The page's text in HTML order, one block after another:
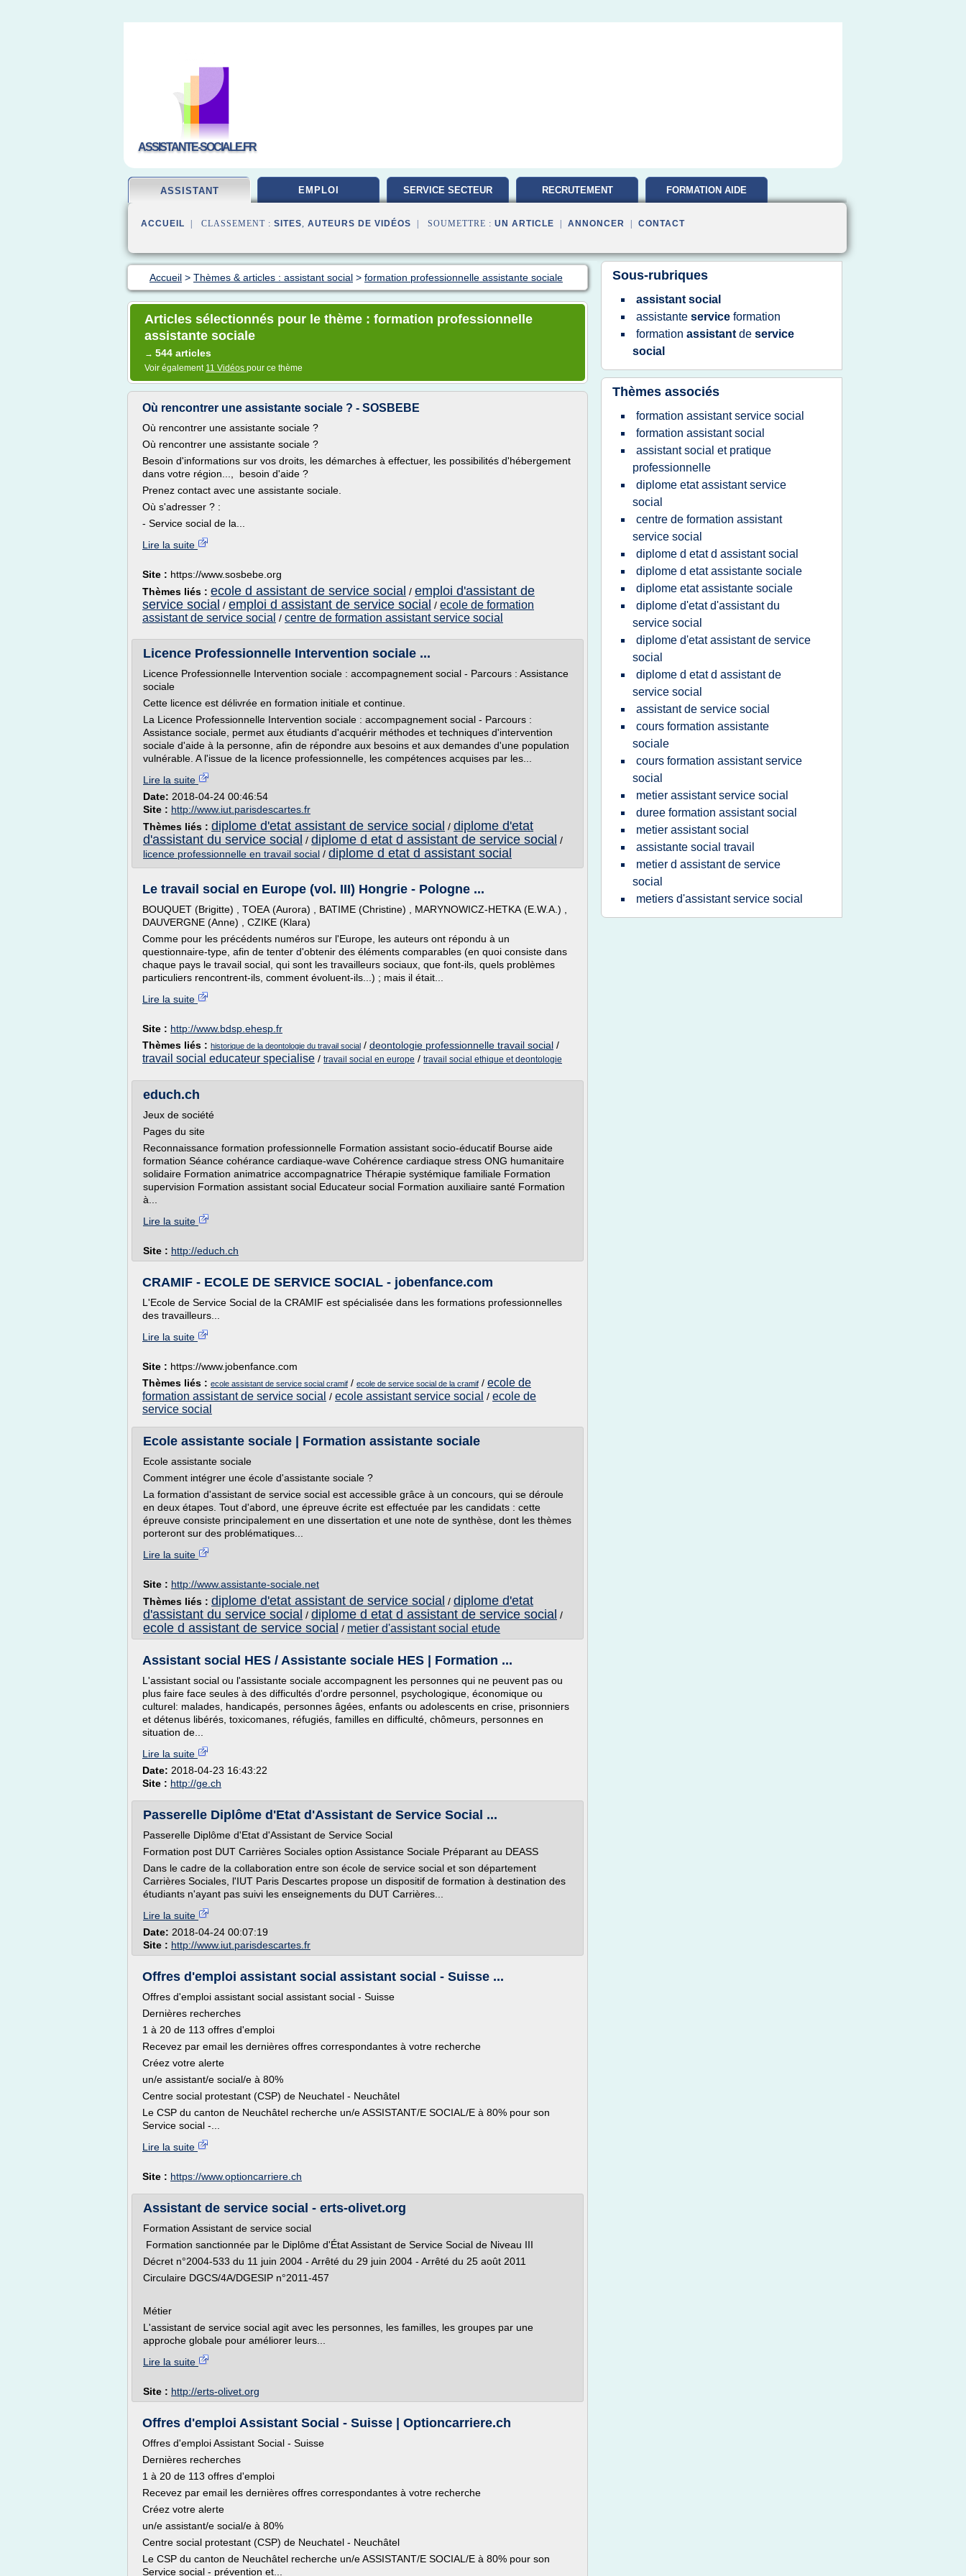
ASSISTANTE-SOCIALE.FR
ASSISTANT EMPLOI SERVICE SECTEUR RECRUTEMENT FORMATION AIDE
ACCUEIL | CLASSEMENT : SITES, AUTEURS DE VIDÉOS | SOUMETTRE : UN ARTICLE ANNONCER CONTACT
Accueil > Thèmes & articles : assistant social > formation professionnelle assistante sociale
Articles sélectionnés pour le thème : formation professionnelle
assistante sociale
→ 544 articles
Voir également 11 Vidéos pour ce thème
Où rencontrer une assistante sociale ? - SOSBEBE
Où rencontrer une assistante sociale ?
Où rencontrer une assistante sociale ?
Besoin d'informations sur vos droits, les démarches à effectuer, les possibilités d'hébergement
dans votre région..., besoin d'aide ?
Prenez contact avec une assistante sociale.
Où s'adresser ? :
- Service social de la...
Lire la suite
Site : https://www.sosbebe.org
Thèmes liés : ecole d assistant de service social / emploi d'assistant de
service social / emploi d assistant de service social / ecole de formation
assistant de service social / centre de formation assistant service social
Licence Professionnelle Intervention sociale ...
Licence Professionnelle Intervention sociale : accompagnement social - Parcours : Assistance
sociale
Cette licence est délivrée en formation initiale et continue.
La Licence Professionnelle Intervention sociale : accompagnement social - Parcours :
Assistance sociale, permet aux étudiants d'acquérir méthodes et techniques d'intervention
sociale d'aide à la personne, afin de répondre aux besoins et aux demandes d'une population
vulnérable. A l'issue de la licence professionnelle, les compétences acquises par les...
Lire la suite
Date: 2018-04-24 00:46:54
Site : http://www.iut.parisdescartes.fr
Thèmes liés : diplome d'etat assistant de service social / diplome d'etat
d'assistant du service social / diplome d etat d assistant de service social /
licence professionnelle en travail social / diplome d etat d assistant social
Le travail social en Europe (vol. III) Hongrie - Pologne ...
BOUQUET (Brigitte) , TOEA (Aurora) , BATIME (Christine) , MARYNOWICZ-HETKA (E.W.A.) ,
DAUVERGNE (Anne) , CZIKE (Klara)
Comme pour les précédents numéros sur l'Europe, les auteurs ont répondu à un
questionnaire-type, afin de tenter d'obtenir des éléments comparables (en quoi consiste dans
chaque pays le travail social, qui sont les travailleurs sociaux, que font-ils, quels problèmes
particuliers rencontrent-ils, comment évoluent-ils...) ; mais il était...
Lire la suite
Site : http://www.bdsp.ehesp.fr
Thèmes liés : historique de la deontologie du travail social / deontologie professionnelle travail social /
travail social educateur specialise / travail social en europe / travail social ethique et deontologie
educh.ch
Jeux de société
Pages du site
Reconnaissance formation professionnelle Formation assistant socio-éducatif Bourse aide
formation Séance cohérance cardiaque-wave Cohérence cardiaque stress ONG humanitaire
solidaire Formation animatrice accompagnatrice Thérapie systémique familiale Formation
supervision Formation assistant social Educateur social Formation auxiliaire santé Formation
à...
Lire la suite
Site : http://educh.ch
CRAMIF - ECOLE DE SERVICE SOCIAL - jobenfance.com
L'Ecole de Service Social de la CRAMIF est spécialisée dans les formations professionnelles
des travailleurs...
Lire la suite
Site : https://www.jobenfance.com
Thèmes liés : ecole assistant de service social cramif / ecole de service social de la cramif / ecole de
formation assistant de service social / ecole assistant service social / ecole de
service social
Ecole assistante sociale | Formation assistante sociale
Ecole assistante sociale
Comment intégrer une école d'assistante sociale ?
La formation d'assistant de service social est accessible grâce à un concours, qui se déroule
en deux étapes. Tout d'abord, une épreuve écrite est effectuée par les candidats : cette
épreuve consiste principalement en une dissertation et une note de synthèse, dont les thèmes
porteront sur des problématiques...
Lire la suite
Site : http://www.assistante-sociale.net
Thèmes liés : diplome d'etat assistant de service social / diplome d'etat
d'assistant du service social / diplome d etat d assistant de service social /
ecole d assistant de service social / metier d'assistant social etude
Assistant social HES / Assistante sociale HES | Formation ...
L'assistant social ou l'assistante sociale accompagnent les personnes qui ne peuvent pas ou
plus faire face seules à des difficultés d'ordre personnel, psychologique, économique ou
culturel: malades, handicapés, personnes âgées, enfants ou adolescents en crise, prisonniers
et détenus libérés, toxicomanes, réfugiés, familles en difficulté, chômeurs, personnes en
situation de...
Lire la suite
Date: 2018-04-23 16:43:22
Site : http://ge.ch
Passerelle Diplôme d'Etat d'Assistant de Service Social ...
Passerelle Diplôme d'Etat d'Assistant de Service Social
Formation post DUT Carrières Sociales option Assistance Sociale Préparant au DEASS
Dans le cadre de la collaboration entre son école de service social et son département
Carrières Sociales, l'IUT Paris Descartes propose un dispositif de formation à destination des
étudiants n'ayant pas suivi les enseignements du DUT Carrières...
Lire la suite
Date: 2018-04-24 00:07:19
Site : http://www.iut.parisdescartes.fr
Offres d'emploi assistant social assistant social - Suisse ...
Offres d'emploi assistant social assistant social - Suisse
Dernières recherches
1 à 20 de 113 offres d'emploi
Recevez par email les dernières offres correspondantes à votre recherche
Créez votre alerte
un/e assistant/e social/e à 80%
Centre social protestant (CSP) de Neuchatel - Neuchâtel
Le CSP du canton de Neuchâtel recherche un/e ASSISTANT/E SOCIAL/E à 80% pour son
Service social -...
Lire la suite
Site : https://www.optioncarriere.ch
Assistant de service social - erts-olivet.org
Formation Assistant de service social
Formation sanctionnée par le Diplôme d'État Assistant de Service Social de Niveau III
Décret n°2004-533 du 11 juin 2004 - Arrêté du 29 juin 2004 - Arrêté du 25 août 2011
Circulaire DGCS/4A/DGESIP n°2011-457
Métier
L'assistant de service social agit avec les personnes, les familles, les groupes par une
approche globale pour améliorer leurs...
Lire la suite
Site : http://erts-olivet.org
Offres d'emploi Assistant Social - Suisse | Optioncarriere.ch
Offres d'emploi Assistant Social - Suisse
Dernières recherches
1 à 20 de 113 offres d'emploi
Recevez par email les dernières offres correspondantes à votre recherche
Créez votre alerte
un/e assistant/e social/e à 80%
Centre social protestant (CSP) de Neuchatel - Neuchâtel
Le CSP du canton de Neuchâtel recherche un/e ASSISTANT/E SOCIAL/E à 80% pour son
Service social - prévention et...
Sous-rubriques
assistant social
assistante service formation
formation assistant de service
social
Thèmes associés
formation assistant service social
formation assistant social
assistant social et pratique
professionnelle
diplome etat assistant service
social
centre de formation assistant
service social
diplome d etat d assistant social
diplome d etat assistante sociale
diplome etat assistante sociale
diplome d'etat d'assistant du
service social
diplome d'etat assistant de service
social
diplome d etat d assistant de
service social
assistant de service social
cours formation assistante
sociale
cours formation assistant service
social
metier assistant service social
duree formation assistant social
metier assistant social
assistante social travail
metier d assistant de service
social
metiers d'assistant service social